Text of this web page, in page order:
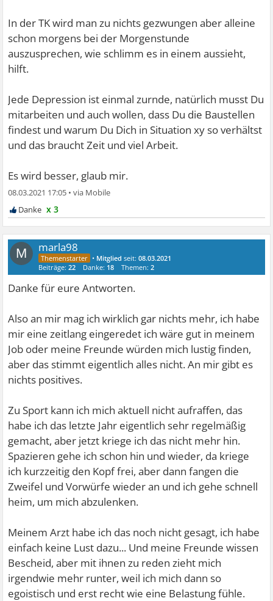
In der TK wird man zu nichts gezwungen aber alleine
schon morgens bei der Morgenstunde
auszusprechen, wie schlimm es in einem aussieht,
hilft.
Jede Depression ist einmal zurnde, natürlich musst Du
mitarbeiten und auch wollen, dass Du die Baustellen
findest und warum Du Dich in Situation xy so verhältst
und das braucht Zeit und viel Arbeit.
Es wird besser, glaub mir.
08.03.2021 17:05 •
x 3
M marla98
• Mitglied seit:08.03.2021
Beiträge:22 Danke: 18 Themen:2
Danke für eure Antworten.
Also an mir mag ich wirklich gar nichts mehr, ich habe
mir eine zeitlang eingeredet ich wäre gut in meinem
Job oder meine Freunde würden mich lustig finden,
aber das stimmt eigentlich alles nicht. An mir gibt es
nichts positives.
Zu Sport kann ich mich aktuell nicht aufraffen, das
habe ich das letzte Jahr eigentlich sehr regelmäßig
gemacht, aber jetzt kriege ich das nicht mehr hin.
Spazieren gehe ich schon hin und wieder, da kriege
ich kurzzeitig den Kopf frei, aber dann fangen die
Zweifel und Vorwürfe wieder an und ich gehe schnell
heim, um mich abzulenken.
Meinem Arzt habe ich das noch nicht gesagt, ich habe
einfach keine Lust dazu... Und meine Freunde wissen
Bescheid, aber mit ihnen zu reden zieht mich
irgendwie mehr runter, weil ich mich dann so
egoistisch und erst recht wie eine Belastung fühle.